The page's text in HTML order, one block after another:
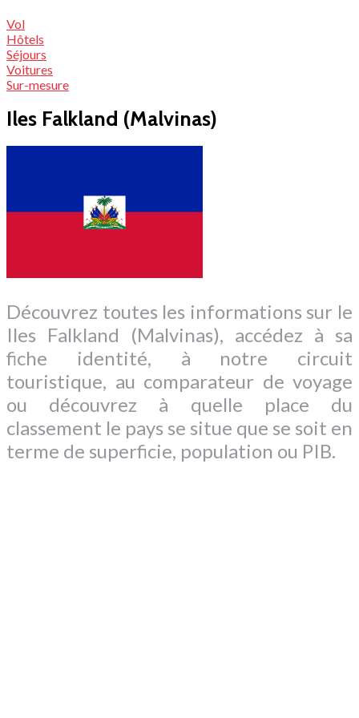
Vol
Hôtels
Séjours
Voitures
Sur-mesure
Iles Falkland (Malvinas)
Découvrez toutes les informations sur le
Iles Falkland (Malvinas), accédez à sa
fiche identité, à notre circuit
touristique, au comparateur de voyage
ou découvrez à quelle place du
classement le pays se situe que se soit en
terme de superficie, population ou PIB.